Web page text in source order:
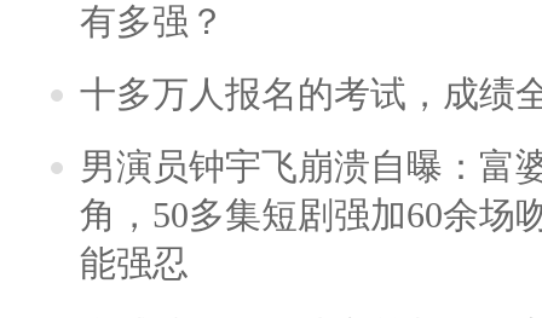
有多强？
十多万人报名的考试，成绩
男演员钟宇飞崩溃自曝：富
角，50多集短剧强加60余场
能强忍